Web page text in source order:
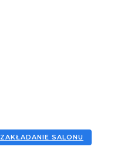
ZAKŁADANIE SALONU